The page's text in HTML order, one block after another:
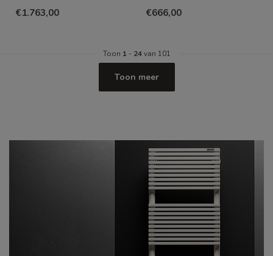
€1.763,00 €666,00
Toon 1- 24van 101
Toon meer